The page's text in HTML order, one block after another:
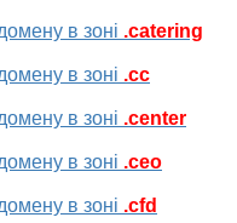
в зоні .catering
в зоні .cc
в зоні .center
в зоні .ceo
в зоні .cfd